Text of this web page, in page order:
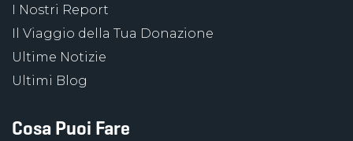
I Nostri Report
Il Viaggio della Tua Donazione
Ultime Notizie
Ultimi Blog
Cosa Puoi Fare